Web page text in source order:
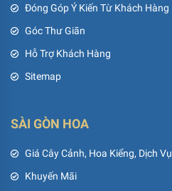
Đóng Góp Ý Kiến Từ Khách Hàng
Góc Thư Giãn
Hỗ Trợ Khách Hàng
Sitemap
SÀI GÒN HOA
Giá Cây Cảnh, Hoa Kiểng, Dịch Vụ
Khuyến Mãi